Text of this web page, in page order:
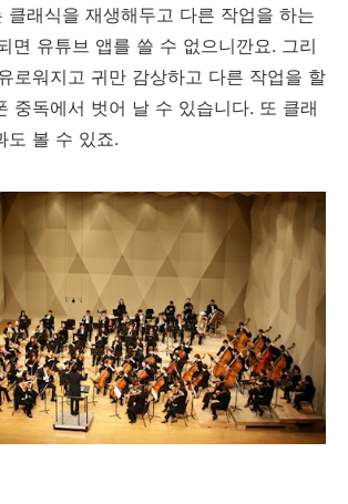
클래식을 재생해두고 다른 작업을 하는
면 유튜브 앱를 쓸 수 없으니깐요. 그리
로워지고 귀만 감상하고 다른 작업을 할
중독에서 벗어 날 수 있습니다. 또 클래
도 볼 수 있죠.